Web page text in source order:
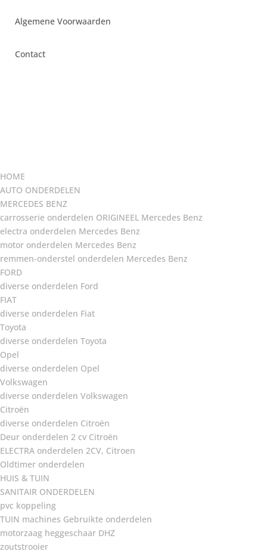
Algemene Voorwaarden
Contact
HOME
AUTO ONDERDELEN
MERCEDES BENZ
carrosserie onderdelen ORIGINEEL Mercedes Benz
electra onderdelen Mercedes Benz
motor onderdelen Mercedes Benz
remmen-onderstel onderdelen Mercedes Benz
FORD
diverse onderdelen Ford
FIAT
diverse onderdelen Fiat
Toyota
diverse onderdelen Toyota
Opel
diverse onderdelen Opel
Volkswagen
diverse onderdelen Volkswagen
Citroën
diverse onderdelen Citroën
Deur onderdelen 2 cv Citroën
ELECTRA onderdelen 2CV, Citroen
Oldtimer onderdelen
HUIS & TUIN
SANITAIR ONDERDELEN
pvc koppeling
TUIN machines Gebruikte onderdelen
motorzaag heggeschaar DHZ
zoutstrooier